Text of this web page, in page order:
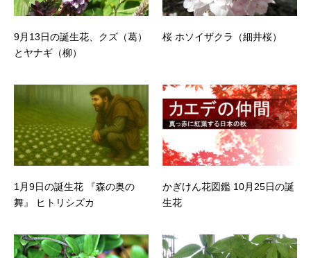
9月13日の誕生花、クズ（葛）
とヤナギ（柳）
桜 ホソイザクラ（細井桜）
1月9日の誕生花 『森の奥の
舞』 ヒトリシズカ
かぎけん花図鑑 10月25日の誕
生花